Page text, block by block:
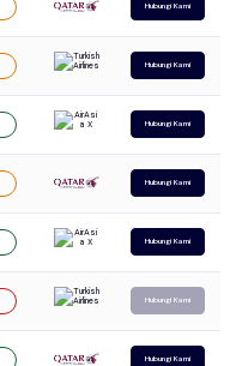
Hubungi Kami
Hubungi Kami
Hubungi Kami
Hubungi Kami
Hubungi Kami
Hubungi Kami
Hubungi Kami